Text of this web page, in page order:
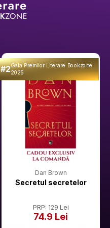
#2Gala Premilor Literare Bookzone
2025
Dan Brown
Secretul secretelor
PRP: 129 Lei
74.9 Lei